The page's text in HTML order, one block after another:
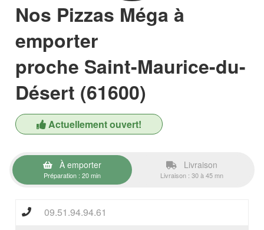
Nos Pizzas Méga à
emporter
proche Saint-Maurice-du-
Désert (61600)
Actuellement ouvert!
À emporter
Préparation : 20 min
Livraison
Livraison : 30 à 45 mn
09.51.94.94.61